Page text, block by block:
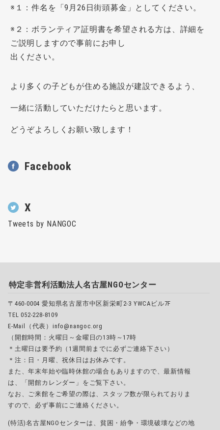
※１：件名を「9月26日街頭募金」としてください。
※２：ボランティア証明書を希望される方は、詳細を
ご説明しますので事前にお申し
出ください。
より多くの子どもが住める施設が建設できるよう、
一緒に活動していただけたらと思います。
どうぞよろしくお願い致します！
Facebook
X
Tweets by NANGOC
特定非営利活動法人名古屋NGOセンター
〒460-0004 愛知県名古屋市中区新栄町2-3 YWCAビル7F
TEL 052-228-8109
E-Mail（代表）info@nangoc.org
（開館時間：火曜日～金曜日の13時～17時
＊土曜日は要予約（1週間前までに必ずご連絡下さい）
＊注：日・月曜、祝休日はお休みです。
また、年末年始や臨時休館の場合もありますので、最新情報
は、「開館カレンダー」をご覧下さい。
なお、ご来館をご希望の際は、スタッフ数が限られておりま
すので、必ず事前にご連絡ください。
(特活)名古屋NGOセンターは、貧困・紛争・環境破壊などの地